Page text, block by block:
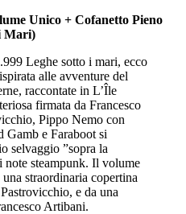
Unico + Cofanetto Pieno
Mari)
Leghe sotto i mari, ecco
alle avventure del
raccontate in L’Île
firmata da Francesco
Pippo Nemo con
Gamb e Faraboot si
selvaggio ”sopra la
note steampunk. Il volume
straordinaria copertina
e da una
Artibani.